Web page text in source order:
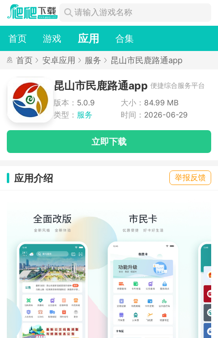
首页 游戏 应用 合集
首页 安卓应用 服务 昆山市民鹿路通app
昆山市民鹿路通app 便捷综合服务平台
版本： 5.0.9 大小： 84.99 MB
类型： 服务 时间： 2026-06-29
立即下载
应用介绍 举报反馈